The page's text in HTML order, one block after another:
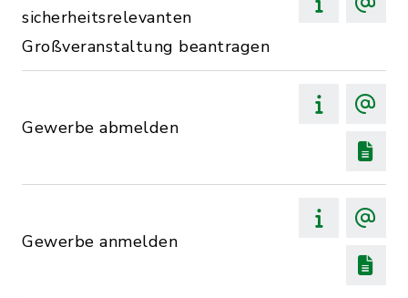
sicherheitsrelevanten
Großveranstaltung beantragen
Gewerbe abmelden
Gewerbe anmelden